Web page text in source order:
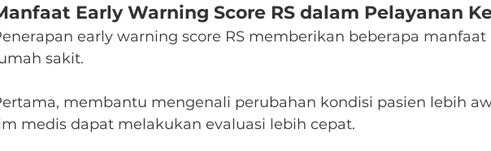
Early Warning Score RS dalam Pelayanan
early warning score RS memberikan beberapa
sakit.
membantu mengenali perubahan kondisi pasien lebih
medis dapat melakukan evaluasi lebih cepat.